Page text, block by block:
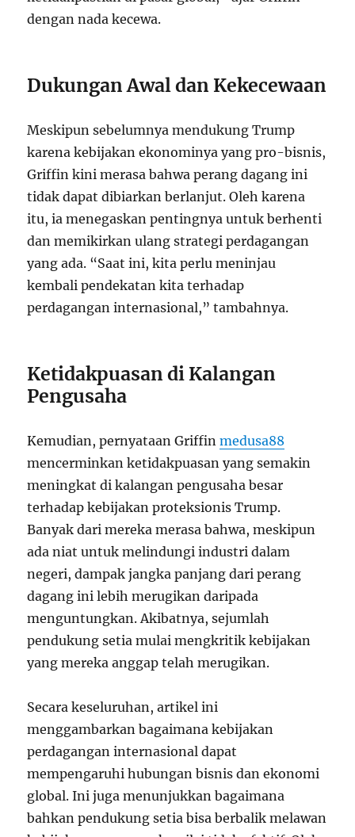
dengan nada kecewa.
Dukungan Awal dan Kekecewaan
Meskipun sebelumnya mendukung Trump
karena kebijakan ekonominya yang pro-bisnis,
Griffin kini merasa bahwa perang dagang ini
tidak dapat dibiarkan berlanjut. Oleh karena
itu, ia menegaskan pentingnya untuk berhenti
dan memikirkan ulang strategi perdagangan
yang ada. “Saat ini, kita perlu meninjau
kembali pendekatan kita terhadap
perdagangan internasional,” tambahnya.
Ketidakpuasan di Kalangan
Pengusaha
Kemudian, pernyataan Griffinmedusa88
mencerminkan ketidakpuasan yang semakin
meningkat di kalangan pengusaha besar
terhadap kebijakan proteksionis Trump.
Banyak dari mereka merasa bahwa, meskipun
ada niat untuk melindungi industri dalam
negeri, dampak jangka panjang dari perang
dagang ini lebih merugikan daripada
menguntungkan. Akibatnya, sejumlah
pendukung setia mulai mengkritik kebijakan
yang mereka anggap telah merugikan.
Secara keseluruhan, artikel ini
menggambarkan bagaimana kebijakan
perdagangan internasional dapat
mempengaruhi hubungan bisnis dan ekonomi
global. Ini juga menunjukkan bagaimana
bahkan pendukung setia bisa berbalik melawan